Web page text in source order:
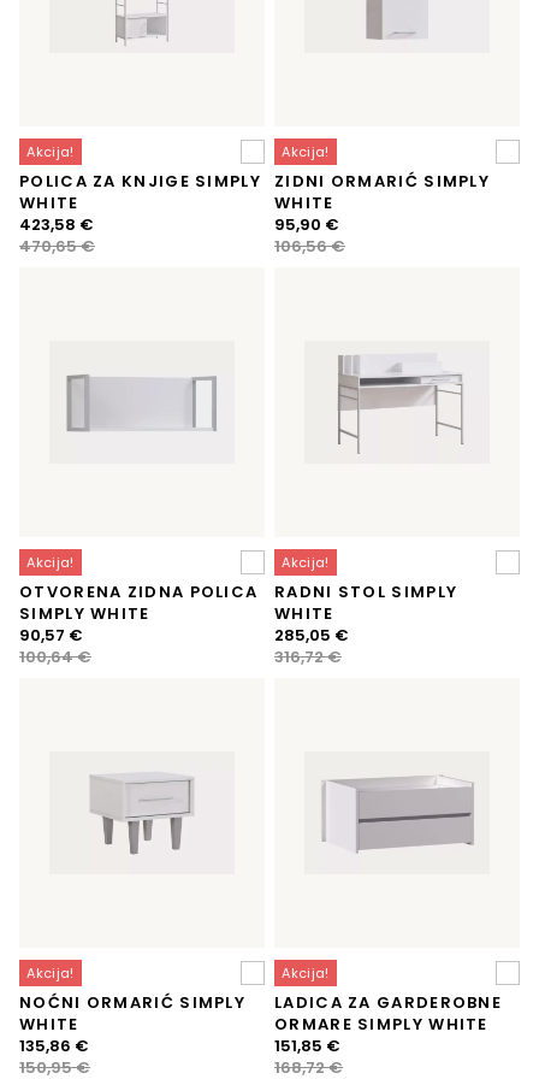
Akcija!
POLICA ZA KNJIGE SIMPLY
WHITE
470,65€
Izvorna
cijena
423,58 €
Trenutna
cijena
Akcija!
ZIDNI ORMARIĆ SIMPLY
WHITE
106,56€
Izvorna
cijena
95,90 €
Trenutna
cijena
Akcija!
OTVORENA ZIDNA POLICA
SIMPLY WHITE
100,64€
Izvorna
cijena
90,57 €
Trenutna
cijena
Akcija!
RADNI STOL SIMPLY
WHITE
316,72€
Izvorna
cijena
285,05 €
Trenutna
cijena
Akcija!
NOĆNI ORMARIĆ SIMPLY
WHITE
150,95€
Izvorna
cijena
135,86 €
Trenutna
cijena
Akcija!
LADICA ZA GARDEROBNE
ORMARE SIMPLY WHITE
168,72€
Izvorna
cijena
151,85 €
Trenutna
cijena